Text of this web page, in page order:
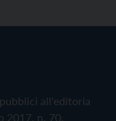
all'editoria
2017, n. 70.